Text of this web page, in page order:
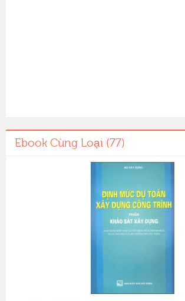
Ebook Cùng Loại (77)